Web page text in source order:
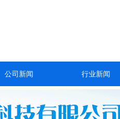
公司新闻 行业新闻